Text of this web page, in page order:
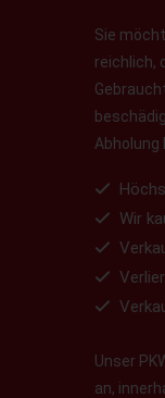
Sie
reichlich,
Abholung
Wir
Unser
an,